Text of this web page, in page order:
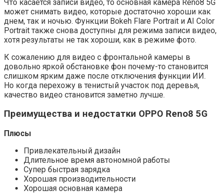
Что касается записи видео, то основная камера Reno8 5G
может снимать видео, которые достаточно хороши как
днем, так и ночью. Функции Bokeh Flare Portrait и AI Color
Portrait также снова доступны для режима записи видео,
хотя результаты не так хороши, как в режиме фото.
К сожалению для видео с фронтальной камеры в
довольно яркой обстановке фон почему-то становится
слишком ярким даже после отключения функции ИИ.
Но когда перехожу в тенистый участок под деревья,
качество видео становится заметно лучше.
Преимущества и недостатки OPPO Reno8 5G
Плюсы
Привлекательный дизайн
Длительное время автономной работы
Супер быстрая зарядка
Хорошая производительности
Хорошая основная камера